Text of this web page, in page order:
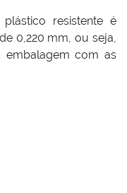
resistente é
0,220 mm, ou seja,
embalagem com as